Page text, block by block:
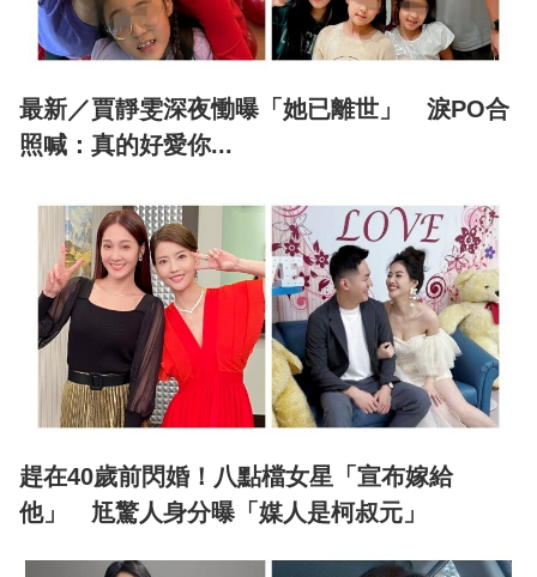
最新／賈靜雯深夜慟曝「她已離世」 淚PO合
照喊：真的好愛你...
趕在40歲前閃婚！八點檔女星「宣布嫁給
他」 尪驚人身分曝「媒人是柯叔元」